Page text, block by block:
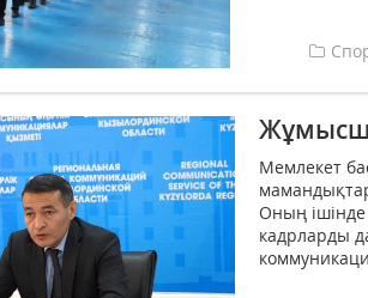
Мемлекет
Оның
кадрларды